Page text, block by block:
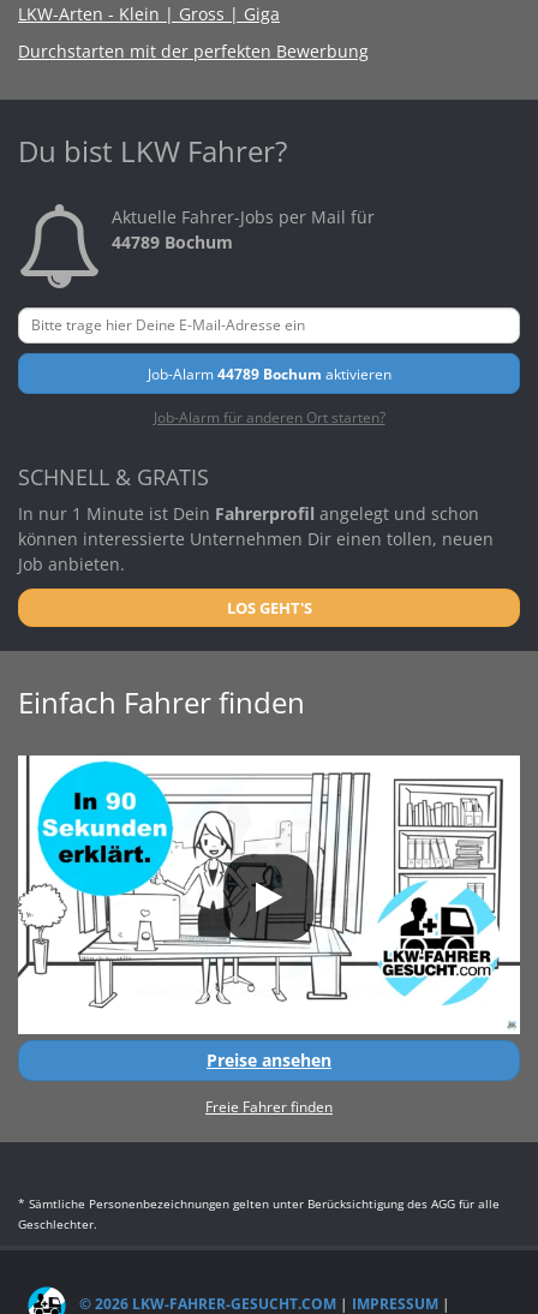
LKW-Arten - Klein | Gross | Giga
Durchstarten mit der perfekten Bewerbung
Du bist LKW Fahrer?
Aktuelle Fahrer-Jobs per Mail für
44789 Bochum
Job-Alarm44789 Bochum aktivieren
Job-Alarm für anderen Ort starten?
SCHNELL & GRATIS
In nur 1 Minute ist Dein Fahrerprofil angelegt und schon
können interessierte Unternehmen Dir einen tollen, neuen
Job anbieten.
LOS GEHT'S
Einfach Fahrer finden
Preise ansehen
Freie Fahrer finden
* Sämtliche Personenbezeichnungen gelten unter Berücksichtigung des AGG für alle
Geschlechter.
© 2026 LKW-FAHRER-GESUCHT.COM | IMPRESSUM |